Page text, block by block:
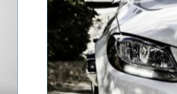
ønsker at køre grønt
uden at gå på komp...